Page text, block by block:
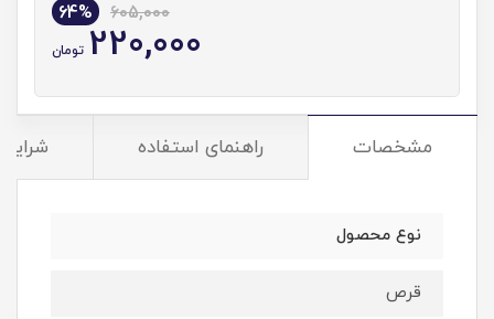
605,000
64%
220,000 تومان
مشخصات راهنمای استفاده
نوع محصول
قرص